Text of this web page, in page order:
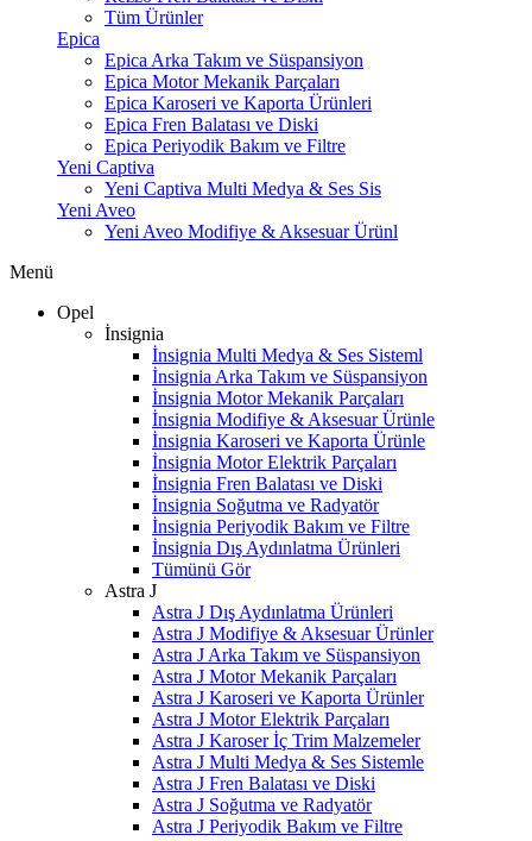
Tüm Ürünler
Epica
Epica Arka Takım ve Süspansiyon
Epica Motor Mekanik Parçaları
Epica Karoseri ve Kaporta Ürünleri
Epica Fren Balatası ve Diski
Epica Periyodik Bakım ve Filtre
Yeni Captiva
Yeni Captiva Multi Medya & Ses Sis
Yeni Aveo
Yeni Aveo Modifiye & Aksesuar Ürünl
Menü
Opel
İnsignia
İnsignia Multi Medya & Ses Sisteml
İnsignia Arka Takım ve Süspansiyon
İnsignia Motor Mekanik Parçaları
İnsignia Modifiye & Aksesuar Ürünle
İnsignia Karoseri ve Kaporta Ürünle
İnsignia Motor Elektrik Parçaları
İnsignia Fren Balatası ve Diski
İnsignia Soğutma ve Radyatör
İnsignia Periyodik Bakım ve Filtre
İnsignia Dış Aydınlatma Ürünleri
Tümünü Gör
Astra J
Astra J Dış Aydınlatma Ürünleri
Astra J Modifiye & Aksesuar Ürünler
Astra J Arka Takım ve Süspansiyon
Astra J Motor Mekanik Parçaları
Astra J Karoseri ve Kaporta Ürünler
Astra J Motor Elektrik Parçaları
Astra J Karoser İç Trim Malzemeler
Astra J Multi Medya & Ses Sistemle
Astra J Fren Balatası ve Diski
Astra J Soğutma ve Radyatör
Astra J Periyodik Bakım ve Filtre